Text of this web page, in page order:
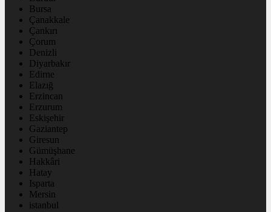
Bursa
Çanakkale
Çankırı
Çorum
Denizli
Diyarbakır
Edirne
Elazığ
Erzincan
Erzurum
Eskişehir
Gaziantep
Giresun
Gümüşhane
Hakkâri
Hatay
Isparta
Mersin
istanbul